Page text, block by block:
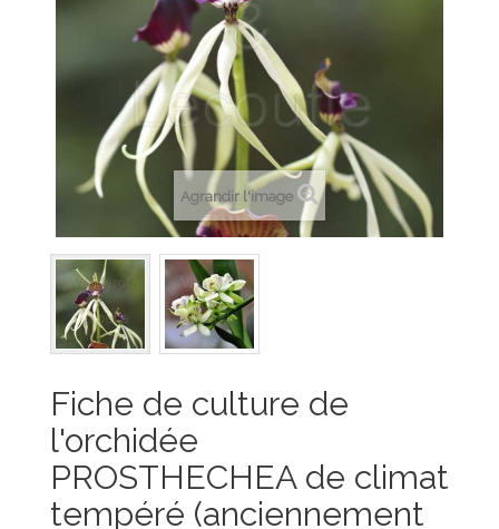
Agrandir l'image
Fiche de culture de
l'orchidée
PROSTHECHEA de climat
tempéré (anciennement